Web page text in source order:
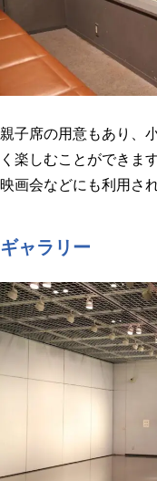
親子席の用意もあり、
く楽しむことができま
映画会などにも利用さ
ギャラリー